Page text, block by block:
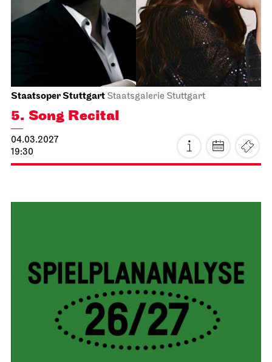
Stuttgart BalletKammertheater